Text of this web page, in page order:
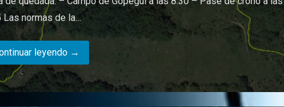
Las normas de la…
leyendo →